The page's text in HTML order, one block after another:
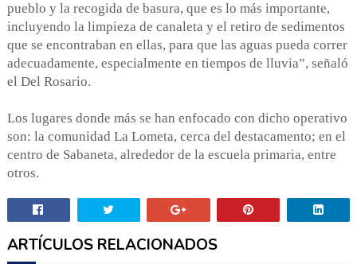
pueblo y la recogida de basura, que es lo más importante,
incluyendo la limpieza de canaleta y el retiro de sedimentos
que se encontraban en ellas, para que las aguas pueda correr
adecuadamente, especialmente en tiempos de lluvia”, señaló
el Del Rosario.
Los lugares donde más se han enfocado con dicho operativo
son: la comunidad La Lometa, cerca del destacamento; en el
centro de Sabaneta, alrededor de la escuela primaria, entre
otros.
ARTÍCULOS RELACIONADOS